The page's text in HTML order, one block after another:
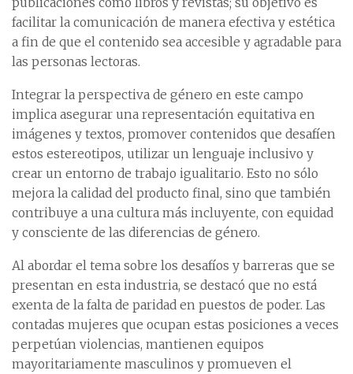
facilitar la comunicación de manera efectiva y estética
a fin de que el contenido sea accesible y agradable para
las personas lectoras.
Integrar la perspectiva de género en este campo
implica asegurar una representación equitativa en
imágenes y textos, promover contenidos que desafíen
estos estereotipos, utilizar un lenguaje inclusivo y
crear un entorno de trabajo igualitario. Esto no sólo
mejora la calidad del producto final, sino que también
contribuye a una cultura más incluyente, con equidad
y consciente de las diferencias de género.
Al abordar el tema sobre los desafíos y barreras que se
presentan en esta industria, se destacó que no está
exenta de la falta de paridad en puestos de poder. Las
contadas mujeres que ocupan estas posiciones a veces
perpetúan violencias, mantienen equipos
mayoritariamente masculinos y promueven el